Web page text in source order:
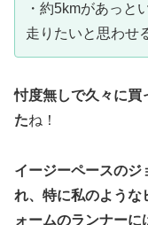
・約5kmがあっと
走りたいと思わせ
忖度無しで久々に買
たね！
イージーペースのジ
れ、特に私のような
ォームのランナー